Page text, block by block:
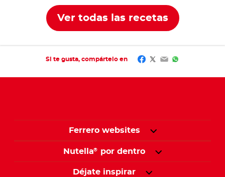
Ver todas las recetas
Si te gusta, compártelo en Facebook
Twitter
EmailWhatsApp
Ferrero websites
Nutella® por dentro
Déjate inspirar